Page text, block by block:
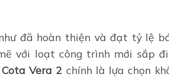
đã hoàn thiện và đạt tỷ lệ
với loạt công trình mới sắp
Cota Vera 2 chính là lựa chọn